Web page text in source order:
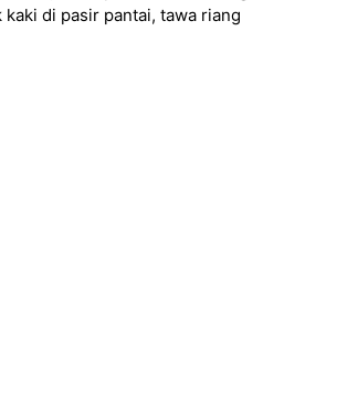
di pasir pantai, tawa riang